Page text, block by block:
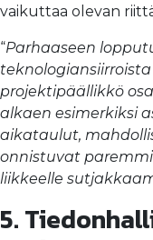
vaikuttaa olevan
“Parhaaseen
projektipäällikkö
alkaen esimerkiksi
aikataulut,
onnistuvat
liikkeelle
5.